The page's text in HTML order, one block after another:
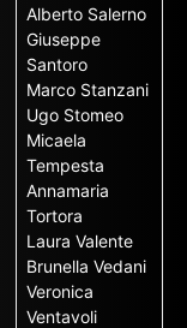
Alberto Salerno
Giuseppe
Santoro
Marco Stanzani
Ugo Stomeo
Micaela
Tempesta
Annamaria
Tortora
Laura Valente
Brunella Vedani
Veronica
Ventavoli